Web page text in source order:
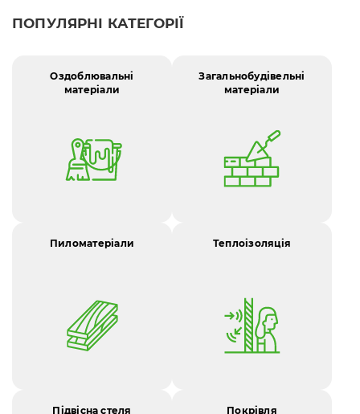
ПОПУЛЯРНІ КАТЕГОРІЇ
Оздоблювальні
матеріали
Загальнобудівельні
матеріали
Пиломатеріали Теплоізоляція
Підвісна стеля Покрівля